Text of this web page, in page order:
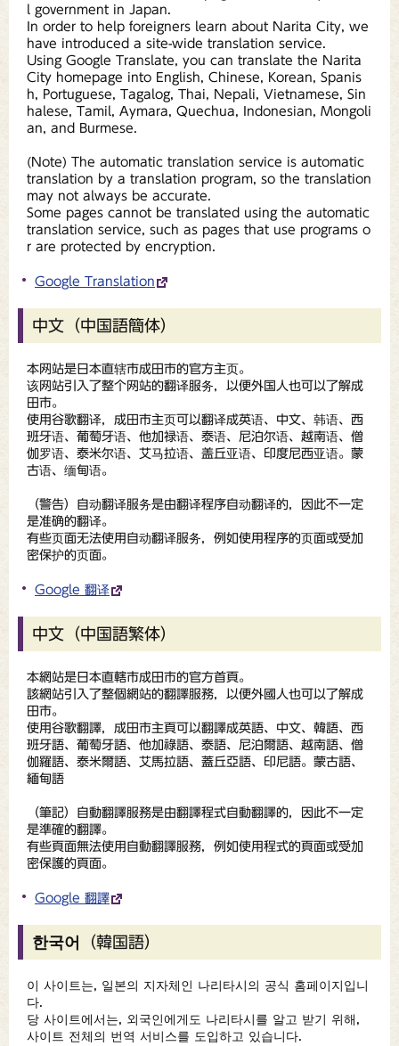
l government in Japan.
In order to help foreigners learn about Narita City, we
have introduced a site-wide translation service.
Using Google Translate, you can translate the Narita
City homepage into English, Chinese, Korean, Spanis
h, Portuguese, Tagalog, Thai, Nepali, Vietnamese, Sin
halese, Tamil, Aymara, Quechua, Indonesian, Mongoli
an, and Burmese.
(Note) The automatic translation service is automatic
translation by a translation program, so the translation
may not always be accurate.
Some pages cannot be translated using the automatic
translation service, such as pages that use programs o
r are protected by encryption.
Google Translation
中文（中国語簡体）
本网站是日本直辖市成田市的官方主页。
该网站引入了整个网站的翻译服务，以便外国人也可以了解成
田市。
使用谷歌翻译，成田市主页可以翻译成英语、中文、韩语、西
班牙语、葡萄牙语、他加禄语、泰语、尼泊尔语、越南语、僧
伽罗语、泰米尔语、艾马拉语、盖丘亚语、印度尼西亚语。蒙
古语、缅甸语。
（警告）自动翻译服务是由翻译程序自动翻译的，因此不一定
是准确的翻译。
有些页面无法使用自动翻译服务，例如使用程序的页面或受加
密保护的页面。
Google 翻译
中文（中国語繁体）
本網站是日本直轄市成田市的官方首頁。
該網站引入了整個網站的翻譯服務，以便外國人也可以了解成
田市。
使用谷歌翻譯，成田市主頁可以翻譯成英語、中文、韓語、西
班牙語、葡萄牙語、他加祿語、泰語、尼泊爾語、越南語、僧
伽羅語、泰米爾語、艾馬拉語、蓋丘亞語、印尼語。蒙古語、
緬甸語
（筆記）自動翻譯服務是由翻譯程式自動翻譯的，因此不一定
是準確的翻譯。
有些頁面無法使用自動翻譯服務，例如使用程式的頁面或受加
密保護的頁面。
Google 翻譯
한국어（韓国語）
이 사이트는, 일본의 지자체인 나리타시의 공식 홈페이지입니
다.
당 사이트에서는, 외국인에게도 나리타시를 알고 받기 위해,
사이트 전체의 번역 서비스를 도입하고 있습니다.